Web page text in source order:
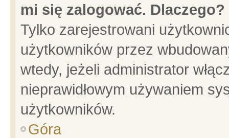
mi się zalogować. Dlaczego?
Tylko zarejestrowani
użytkowników przez
wtedy, jeżeli administrator
nieprawidłowym używaniem
użytkowników.
Góra